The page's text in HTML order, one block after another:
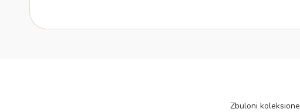
Zbuloni